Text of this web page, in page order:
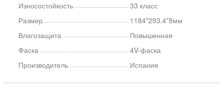
Износостойкость
33 класс
Размер
1184*293.4*8мм
Влагозащита
Повышенная
Фаска
4V-фаска
Производитель
Испания